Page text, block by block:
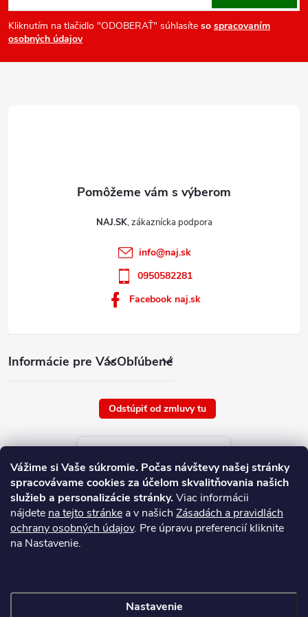
Vážime si Vaše súkromie. Počas návštevy našej stránky
spracovávame cookies za účelom skvalitňovania našich
služieb a personalizácie stránky.Viac informácii
nájdete na tejto stránke a v našich Zásadách a pravidlách
ochrany osobných údajov. Pre úpravu preferencií kliknite
na Nastavenie.
Nastavenie
y
v
ý
i
Kliknutím na tlačidlo "ODOBERAŤ" súhlasíte so spracovaním
osobných údajov
Informácie pre VásObľúbené
NAJ.SK
info@naj.sk
0950582281
Facebook naj.sk
Odstúpiť od zmluvy tu
Aktuálne ceny tovaru
platné od : 7/8/2026